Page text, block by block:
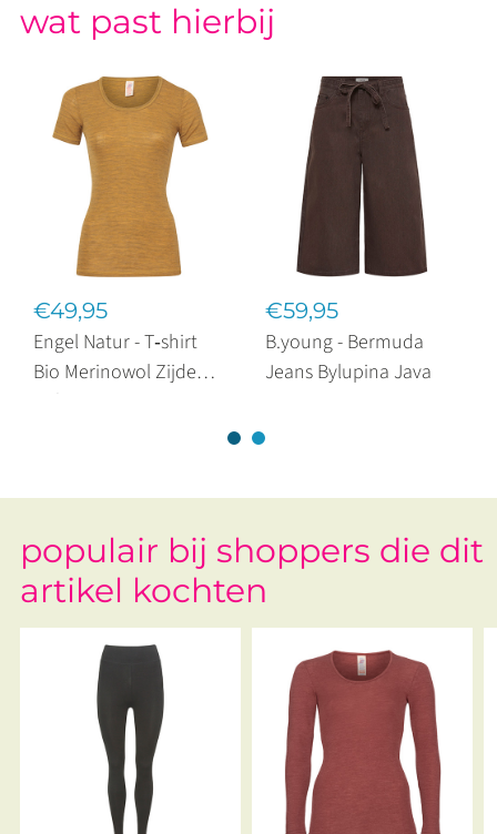
wat past hierbij
€49,95
Engel Natur - T‑shirt
Bio Merinowol Zijde
€59,95
B.young - Bermuda
Jeans Bylupina Java
populair bij shoppers die dit
artikel kochten